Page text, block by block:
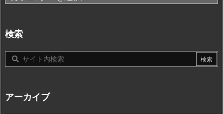
テ
リ
ー
検索
アーカイブ